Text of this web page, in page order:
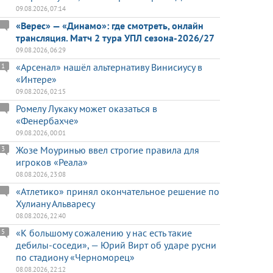
09.08.2026, 07:14
«Верес» — «Динамо»: где смотреть, онлайн
трансляция. Матч 2 тура УПЛ сезона-2026/27
09.08.2026, 06:29
«Арсенал» нашёл альтернативу Винисиусу в
«Интере»
1
09.08.2026, 02:15
Ромелу Лукаку может оказаться в
«Фенербахче»
09.08.2026, 00:01
Жозе Моуринью ввел строгие правила для
игроков «Реала»
3
08.08.2026, 23:08
«Атлетико» принял окончательное решение по
Хулиану Альваресу
08.08.2026, 22:40
«К большому сожалению у нас есть такие
дебилы-соседи», — Юрий Вирт об ударе русни
по стадиону «Черноморец»
5
08.08.2026, 22:12